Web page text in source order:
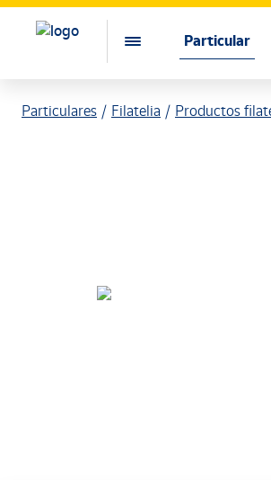
Particular
Particulares Filatelia Productos